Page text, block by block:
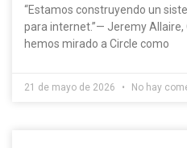
“Estamos construyendo un
para internet.”— Jeremy Allaire,
hemos mirado a Circle como
21 de mayo de 2026 No hay